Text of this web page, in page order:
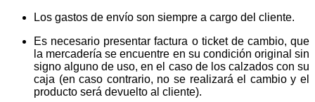
Los gastos de envío son siempre a cargo del cliente.
Es necesario presentar factura o ticket de cambio, que
la mercadería se encuentre en su condición original sin
signo alguno de uso, en el caso de los calzados con su
caja (en caso contrario, no se realizará el cambio y el
producto será devuelto al cliente).